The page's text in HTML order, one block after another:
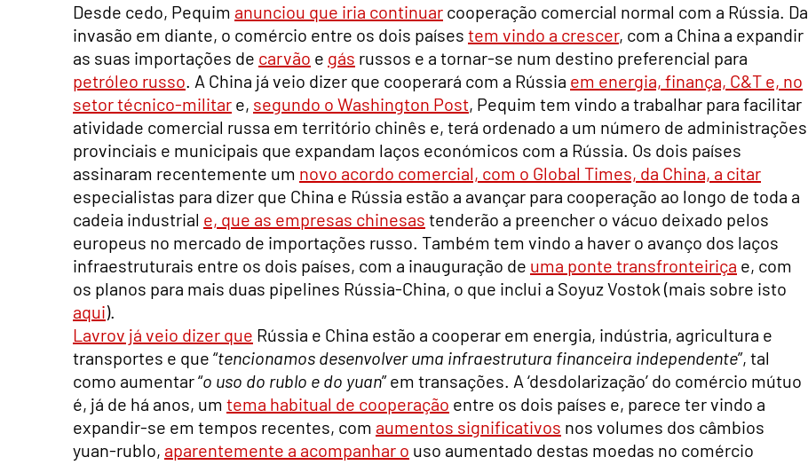
Desde cedo, Pequim anunciou que iria continuar cooperação comercial normal com a Rússia. Da
invasão em diante, o comércio entre os dois países tem vindo a crescer, com a China a expandir
as suas importações de carvão e gás russos e a tornar-se num destino preferencial para
petróleo russo. A China já veio dizer que cooperará com a Rússia em energia, finança, C&T e, no
setor técnico-militar e, segundo o Washington Post, Pequim tem vindo a trabalhar para facilitar
atividade comercial russa em território chinês e, terá ordenado a um número de administrações
provinciais e municipais que expandam laços económicos com a Rússia. Os dois países
assinaram recentemente um novo acordo comercial, com o Global Times, da China, a citar
especialistas para dizer que China e Rússia estão a avançar para cooperação ao longo de toda a
cadeia industrial e, que as empresas chinesas tenderão a preencher o vácuo deixado pelos
europeus no mercado de importações russo. Também tem vindo a haver o avanço dos laços
infraestruturais entre os dois países, com a inauguração de uma ponte transfronteiriça e, com
os planos para mais duas pipelines Rússia-China, o que inclui a Soyuz Vostok (mais sobre isto
aqui).
Lavrov já veio dizer que Rússia e China estão a cooperar em energia, indústria, agricultura e
transportes e que “tencionamos desenvolver uma infraestrutura financeira independente”, tal
como aumentar “o uso do rublo e do yuan” em transações. A ‘desdolarização’ do comércio mútuo
é, já de há anos, um tema habitual de cooperação entre os dois países e, parece ter vindo a
expandir-se em tempos recentes, com aumentos significativos nos volumes dos câmbios
yuan-rublo, aparentemente a acompanhar o uso aumentado destas moedas no comércio